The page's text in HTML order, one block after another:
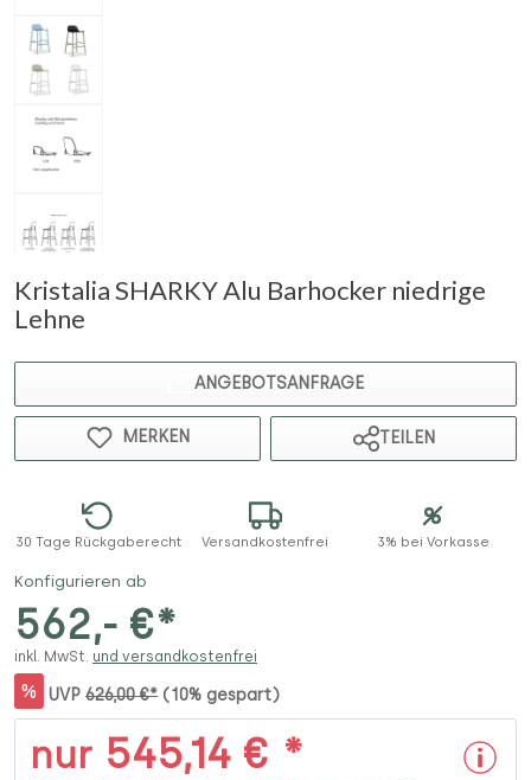
Kristalia SHARKY Alu Barhocker niedrige
Lehne
ANGEBOTSANFRAGE
MERKEN TEILEN
30 Tage Rückgaberecht Versandkostenfrei 3% bei Vorkasse
Konfigurieren ab
562,- €*
inkl. MwSt. und versandkostenfrei
% UVP 626,00 €* (10% gespart)
nur 545,14 € *